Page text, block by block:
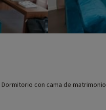
Dormitorio con cama de matrimonio